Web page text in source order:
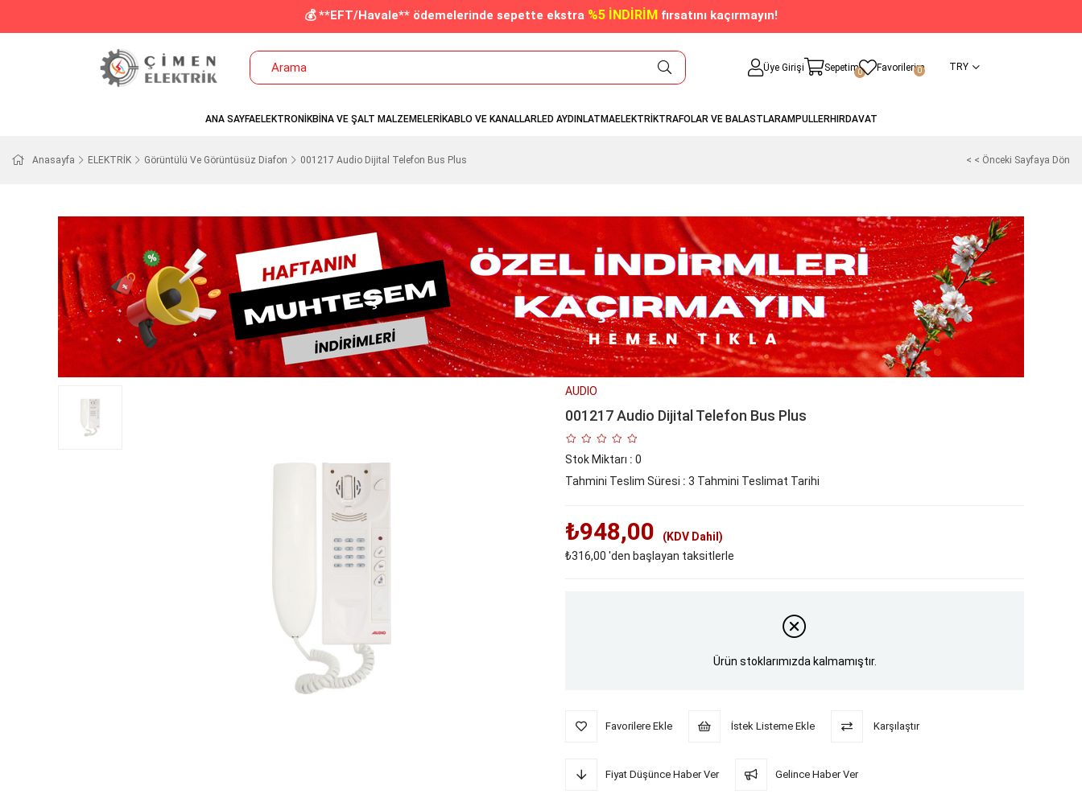
💰 **EFT/Havale** ödemelerinde sepette ekstra %5 İNDİRİM fırsatını kaçırmayın!
Üye Girişi Sepetim0 Favorilerim
0 TRY
ANA SAYFAELEKTRONİKBİNA VE ŞALT MALZEMELERİKABLO VE KANALLARLED AYDINLATMAELEKTRİKTRAFOLAR VE BALASTLARAMPULLERHIRDAVAT
Anasayfa ELEKTRİK Görüntülü Ve Görüntüsüz Diafon 001217 Audio Dijital Telefon Bus Plus < < Önceki Sayfaya Dön
AUDIO
001217 Audio Dijital Telefon Bus Plus
Stok Miktarı : 0
Tahmini Teslim Süresi : 3 Tahmini Teslimat Tarihi
₺948,00
(KDV Dahil)
₺316,00 'den başlayan taksitlerle
Ürün stoklarımızda kalmamıştır.
Favorilere Ekle İstek Listeme Ekle Karşılaştır
Fiyat Düşünce Haber Ver Gelince Haber Ver